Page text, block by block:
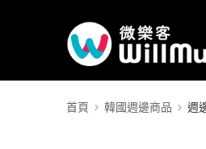
首頁 韓國週邊商品 週